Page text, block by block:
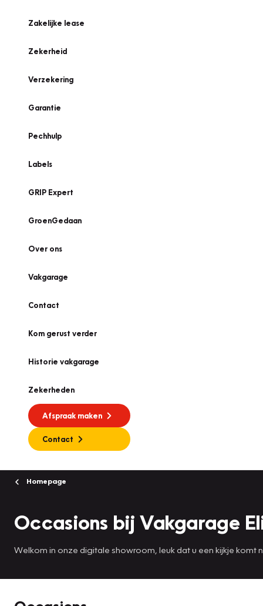
Zakelijke lease
Zekerheid
Verzekering
Garantie
Pechhulp
Labels
GRIP Expert
GroenGedaan
Over ons
Vakgarage
Contact
Kom gerust verder
Historie vakgarage
Zekerheden
Afspraak maken
Contact
Homepage
Occasions bij Vakgarage
Welkom in onze digitale showroom, leuk dat u een kijkje komt